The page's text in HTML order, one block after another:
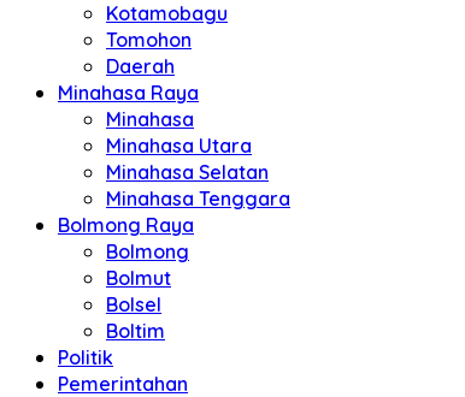
Kotamobagu
Tomohon
Daerah
Minahasa Raya
Minahasa
Minahasa Utara
Minahasa Selatan
Minahasa Tenggara
Bolmong Raya
Bolmong
Bolmut
Bolsel
Boltim
Politik
Pemerintahan